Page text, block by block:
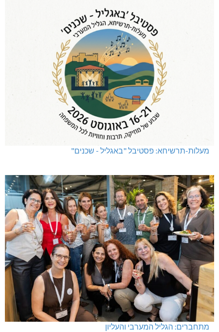
מעלות-תרשיחא: פסטיבל "באגליל - שכנים"
מתחברים: הגליל המערבי והעליון